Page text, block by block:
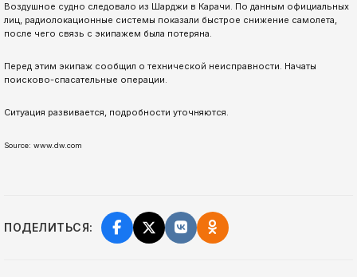
Воздушное судно следовало из Шарджи в Карачи. По данным официальных
лиц, радиолокационные системы показали быстрое снижение самолета,
после чего связь с экипажем была потеряна.
Перед этим экипаж сообщил о технической неисправности. Начаты
поисково-спасательные операции.
Ситуация развивается, подробности уточняются.
Source: www.dw.com
ПОДЕЛИТЬСЯ: